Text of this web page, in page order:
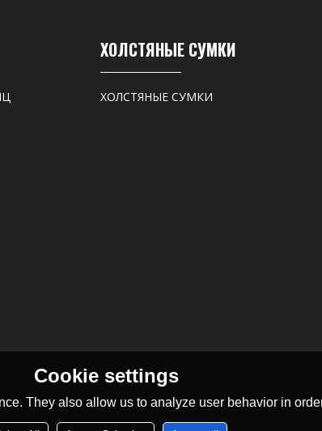
ХОЛСТЯНЫЕ СУМКИ
ХОЛСТЯНЫЕ СУМКИ
Cookie settings
They also allow us to analyze user behavior in